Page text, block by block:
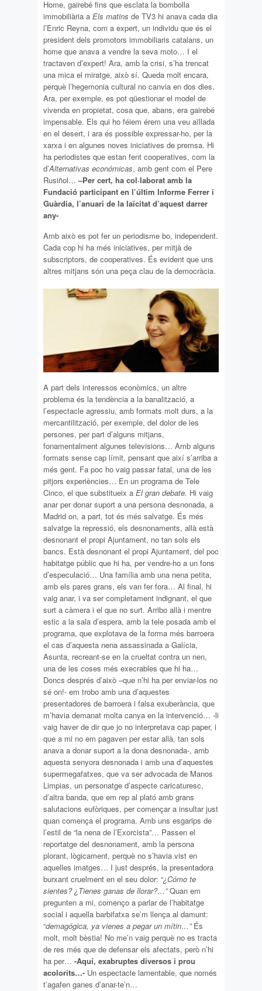
Home, gairebé fins que esclata la bombolla
immobiliària a Els matins de TV3 hi anava cada dia
l’Enric Reyna, com a expert, un individu que és el
president dels promotors immobiliaris catalans, un
home que anava a vendre la seva moto… I el
tractaven d’expert! Ara, amb la crisi, s’ha trencat
una mica el miratge, això sí. Queda molt encara,
perquè l’hegemonia cultural no canvia en dos dies.
Ara, per exemple, es pot qüestionar el model de
vivenda en propietat, cosa que, abans, era gairebé
impensable. Els qui ho féiem érem una veu aïllada
en el desert, i ara és possible expressar-ho, per la
xarxa i en algunes noves iniciatives de premsa. Hi
ha periodistes que estan fent cooperatives, com la
d’Alternativas económicas, amb gent com el Pere
Rusiñol… –Per cert, ha col·laborat amb la
Fundació participant en l’últim Informe Ferrer i
Guàrdia, l’anuari de la laïcitat d’aquest darrer
any-
Amb això es pot fer un periodisme bo, independent.
Cada cop hi ha més iniciatives, per mitjà de
subscriptors, de cooperatives. És evident que uns
altres mitjans són una peça clau de la democràcia.
A part dels interessos econòmics, un altre
problema és la tendència a la banalització, a
l’espectacle agressiu, amb formats molt durs, a la
mercantilització, per exemple, del dolor de les
persones, per part d’alguns mitjans,
fonamentalment algunes televisions… Amb alguns
formats sense cap límit, pensant que així s’arriba a
més gent. Fa poc ho vaig passar fatal, una de les
pitjors experiències… En un programa de Tele
Cinco, el que substitueix a El gran debate. Hi vaig
anar per donar suport a una persona desnonada, a
Madrid on, a part, tot és més salvatge. És més
salvatge la repressió, els desnonaments, allà està
desnonant el propi Ajuntament, no tan sols els
bancs. Està desnonant el propi Ajuntament, del poc
habitatge públic que hi ha, per vendre-ho a un fons
d’especulació… Una família amb una nena petita,
amb els pares grans, els van fer fora… Al final, hi
vaig anar, i va ser completament indignant, el que
surt a càmera i el que no surt. Arribo allà i mentre
estic a la sala d’espera, amb la tele posada amb el
programa, que explotava de la forma més barroera
el cas d’aquesta nena assassinada a Galícia,
Asunta, recreant-se en la crueltat contra un nen,
una de les coses més execrables que hi ha…
Doncs després d’això –que n’hi ha per enviar-los no
sé on!- em trobo amb una d’aquestes
presentadores de barroera i falsa exuberància, que
m’havia demanat molta canya en la intervenció… -li
vaig haver de dir que jo no interpretava cap paper, i
que a mi no em pagaven per estar allà, tan sols
anava a donar suport a la dona desnonada-, amb
aquesta senyora desnonada i amb una d’aquestes
supermegafatxes, que va ser advocada de Manos
Limpias, un personatge d’aspecte caricaturesc,
d’altra banda, que em rep al plató amb grans
salutacions eufòriques, per començar a insultar just
quan comença el programa. Amb uns esgarips de
l’estil de “la nena de l’Exorcista”… Passen el
reportatge del desnonament, amb la persona
plorant, lògicament, perquè no s’havia vist en
aquelles imatges… I just després, la presentadora
burxant cruelment en el seu dolor: “¿Cómo te
sientes? ¿Tienes ganas de llorar?…”Quan em
pregunten a mi, començo a parlar de l’habitatge
social i aquella barbifatxa se’m llença al damunt:
“demagógica, ya vienes a pegar un mítin…” És
molt, molt bèstia! No me’n vaig perquè no es tracta
de res més que de defensar els afectats, però n’hi
ha per… -Aquí, exabruptes diversos i prou
acolorits…- Un espectacle lamentable, que només
t’agafen ganes d’anar-te’n…